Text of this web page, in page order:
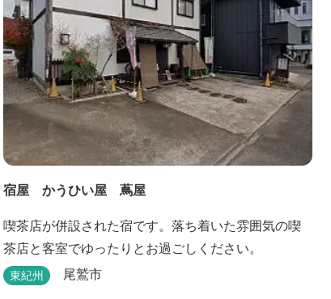
宿屋 かうひい屋 蔦屋
喫茶店が併設された宿です。落ち着いた雰囲気の喫
茶店と客室でゆったりとお過ごしください。
東紀州 尾鷲市